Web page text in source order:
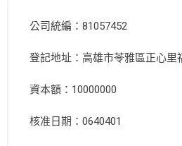
公司統編：81057452
登記地址：高雄市苓雅區正心里
資本額：10000000
核准日期：0640401